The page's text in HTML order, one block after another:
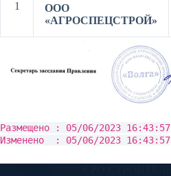
1
ООО
«АГРОСПЕЦСТРОЙ»
Размещено : 05/06/2023 16:43:57
Изменено : 05/06/2023 16:43:57